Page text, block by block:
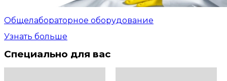
Общелабораторное оборудование
Узнать больше
Специально для вас